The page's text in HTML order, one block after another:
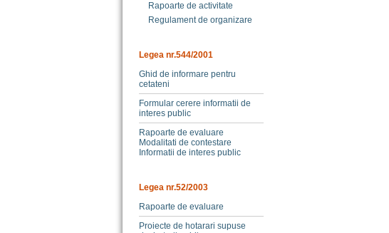
Rapoarte de activitate
Regulament de organizare
Legea nr.544/2001
Ghid de informare pentru
cetateni
Formular cerere informatii de
interes public
Rapoarte de evaluare
Modalitati de contestare
Informatii de interes public
Legea nr.52/2003
Rapoarte de evaluare
Proiecte de hotarari supuse